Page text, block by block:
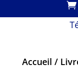
Accueil /